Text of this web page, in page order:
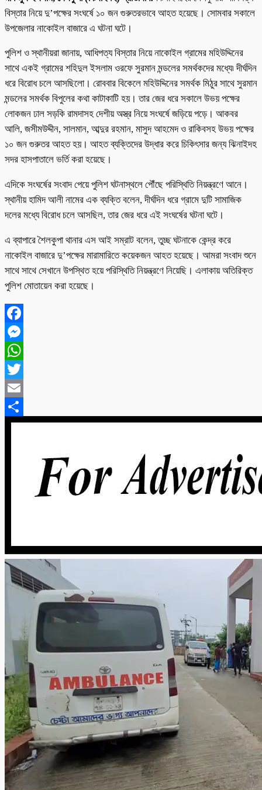
বিস্তার নিয়ে দু’পক্ষের সংঘর্ষে ১০ জন গুরুতরভাবে আহত হয়েছে। সোমবার সকালে
উপজেলার নাকোইল বাজারে এ ঘটনা ঘটে।
পুলিশ ও স্থানীয়রা জানায়, আধিপত্য বিস্তার নিয়ে নাকোইল গ্রামের মহিউদ্দিনের
সাথে একই গ্রামের শহিদুল ইসলাম ওরফে সুরমান মন্ডলের সমর্থকদের মধ্যে৷ দীর্ঘদিন
ধরে বিরোধ চলে আসছিলো। রোববার বিকেলে মহিউদ্দিনের সমর্থক মিঠুর সাথে সুরমান
মন্ডলের সমর্থক বিপুলের কথা কাটাকাটি হয়। তার জের ধরে সকালে উভয় পক্ষের
লোকজন ঢাল সড়কি রামদাসহ দেশীয় অস্ত্র নিয়ে সংঘর্ষে জড়িয়ে পড়ে। আকবর
আলি, জসীমউদ্দীন, সালমান, আব্দুর রহমান, মাসুদ আহমেদ ও রাকিবসহ উভয় পক্ষের
১০ জন গুরুতর আহত হয়। আহত ব্যক্তিদের উদ্ধার করে চিকিৎসার জন্য ঝিনাইদহ
সদর হাসপাতালে ভর্তি করা হয়েছে।
এদিকে সংঘর্ষের সংবাদ পেয়ে পুলিশ ঘটনাস্থলে পৌঁছে পরিস্থিতি নিয়ন্ত্রণে আনে।
স্থানীয় হামিদ আলী নামের এক ব্যক্তি বলেন, দীর্ঘদিন ধরে গ্রামে দুটি সামাজিক
দলের মধ্যে বিরোধ চলে আসছিল, তার জের ধরে এই সংঘর্ষের ঘটনা ঘটে।
এ ব্যাপারে শৈলকুপা থানার এস আই সম্রাট বলেন, তুচ্ছ ঘটনাকে কেন্দ্র করে
নাকোইল বাজারে দু’পক্ষের মারামারিতে কয়েকজন আহত হয়েছে। আমরা সংবাদ শুনে
সাথে সাথে সেখানে উপস্থিত হয়ে পরিস্থিতি নিয়ন্ত্রণে নিয়েছি। এলাকায় অতিরিক্ত
পুলিশ মোতায়েন করা হয়েছে।
Facebook
Messenger
WhatsApp
Twitter
Email
Share